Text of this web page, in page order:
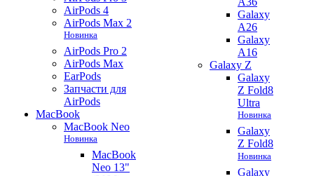
AirPods 4
AirPods Max 2
Новинка
AirPods Pro 2
AirPods Max
EarPods
Запчасти для
AirPods
MacBook
MacBook Neo
Новинка
MacBook
Neo 13"
Galaxy
A26
Galaxy
A16
Galaxy Z
Galaxy
Z Fold8
Ultra
Новинка
Galaxy
Z Fold8
Новинка
Galaxy